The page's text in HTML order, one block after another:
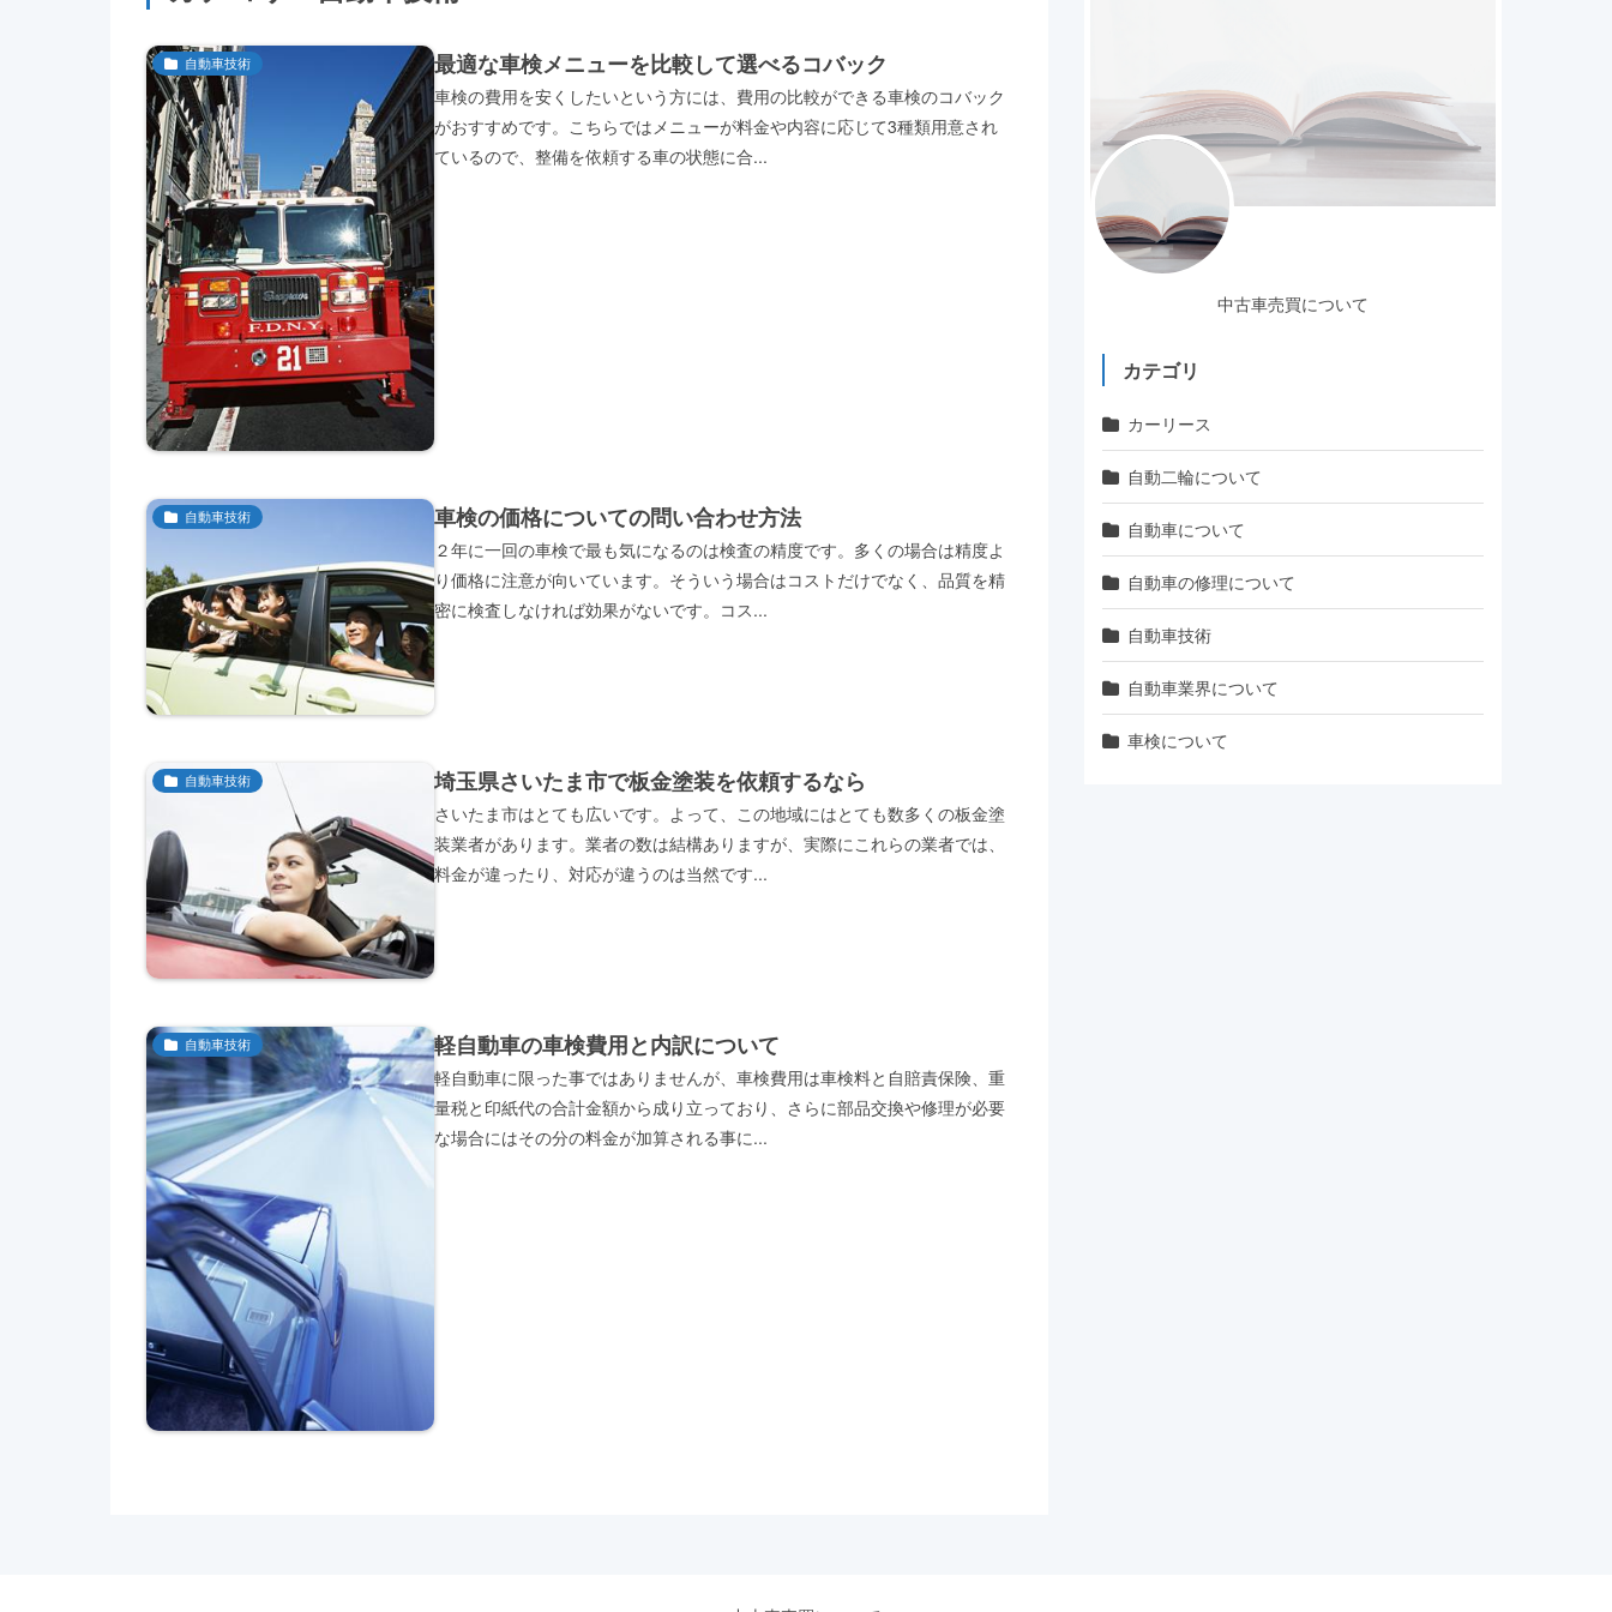
自動車技術 最適な車検メニューを比較して選べるコバック
車検の費用を安くしたいという方には、費用の比較ができる車検のコバック
がおすすめです。こちらではメニューが料金や内容に応じて3種類用意され
ているので、整備を依頼する車の状態に合...
自動車技術 車検の価格についての問い合わせ方法
２年に一回の車検で最も気になるのは検査の精度です。多くの場合は精度よ
り価格に注意が向いています。そういう場合はコストだけでなく、品質を精
密に検査しなければ効果がないです。コス...
自動車技術 埼玉県さいたま市で板金塗装を依頼するなら
さいたま市はとても広いです。よって、この地域にはとても数多くの板金塗
装業者があります。業者の数は結構ありますが、実際にこれらの業者では、
料金が違ったり、対応が違うのは当然です...
自動車技術 軽自動車の車検費用と内訳について
軽自動車に限った事ではありませんが、車検費用は車検料と自賠責保険、重
量税と印紙代の合計金額から成り立っており、さらに部品交換や修理が必要
な場合にはその分の料金が加算される事に...
中古車売買について
カテゴリ
カーリース
自動二輪について
自動車について
自動車の修理について
自動車技術
自動車業界について
車検について